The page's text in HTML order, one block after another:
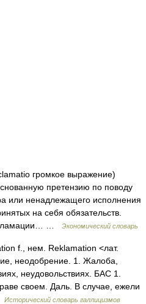
громкое выражение)
претензию по поводу
или ненадлежащего исполнения
на себя обязательств.
…
Экономический словарь
f., нем. Reklamation <лат.
неодобрение. 1. Жалоба,
неудовольствиях. БАС 1.
своем. Даль. В случае, ежели
Исторический словарь галлицизмов